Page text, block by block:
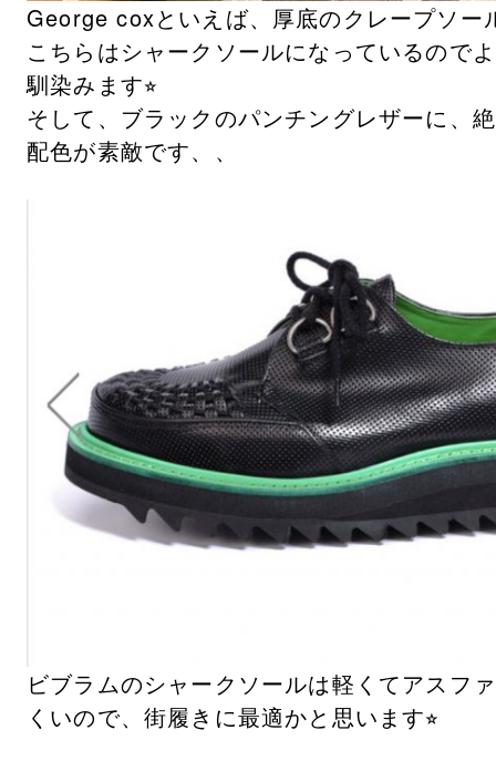
George coxといえば、厚底のクレープソー
こちらはシャークソールになっているので
馴染みます⭐︎
そして、ブラックのパンチングレザーに、
配色が素敵です、、
ビブラムのシャークソールは軽くてアスフ
くいので、街履きに最適かと思います⭐︎